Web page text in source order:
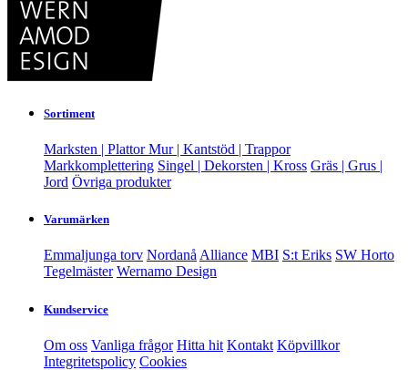
Sortiment
Marksten | PlattorMur | Kantstöd | Trappor
Markkomplettering Singel | Dekorsten | Kross Gräs | Grus |
Jord Övriga produkter
Varumärken
Emmaljunga torv Nordanå Alliance MBI S:t Eriks SW Horto
Tegelmäster Wernamo Design
Kundservice
Om oss Vanliga frågor Hitta hit Kontakt Köpvillkor
Integritetspolicy Cookies